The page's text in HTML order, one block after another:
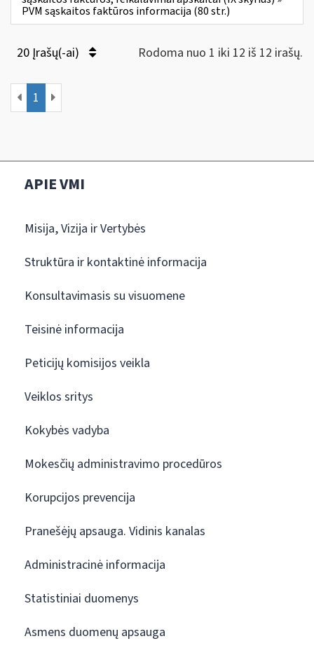
PVM sąskaitos faktūros informacija (80 str.)
20 Įrašų(-ai) Rodoma nuo 1 iki 12 iš 12 irašų.
1
APIE VMI
Misija, Vizija ir Vertybės
Struktūra ir kontaktinė informacija
Konsultavimasis su visuomene
Teisinė informacija
Peticijų komisijos veikla
Veiklos sritys
Kokybės vadyba
Mokesčių administravimo procedūros
Korupcijos prevencija
Pranešėjų apsauga. Vidinis kanalas
Administracinė informacija
Statistiniai duomenys
Asmens duomenų apsauga